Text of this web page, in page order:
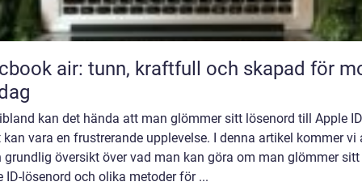
air: tunn, kraftfull och skapad för
kan det hända att man glömmer sitt lösenord till Apple
kan vara en frustrerande upplevelse. I denna artikel kommer vi
grundlig översikt över vad man kan göra om man glömmer sitt
ID-lösenord och olika metoder för ...